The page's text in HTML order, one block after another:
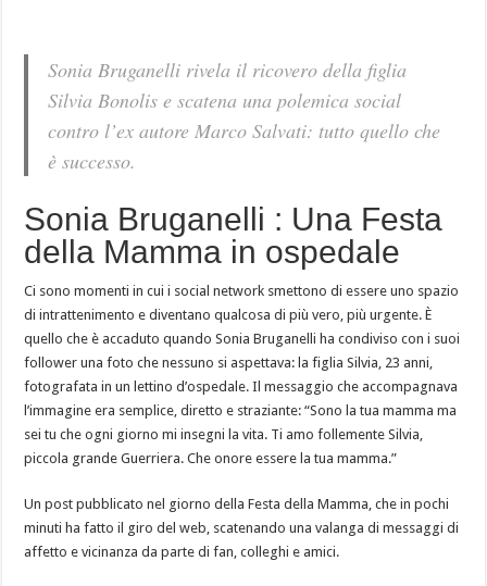
Sonia Bruganelli rivela il ricovero della figlia
Silvia Bonolis e scatena una polemica social
contro l’ex autore Marco Salvati: tutto quello che
è successo.
Sonia Bruganelli : Una Festa
della Mamma in ospedale
Ci sono momenti in cui i social network smettono di essere uno spazio
di intrattenimento e diventano qualcosa di più vero, più urgente. È
quello che è accaduto quando Sonia Bruganelli ha condiviso con i suoi
follower una foto che nessuno si aspettava: la figlia Silvia, 23 anni,
fotografata in un lettino d’ospedale. Il messaggio che accompagnava
l’immagine era semplice, diretto e straziante: “Sono la tua mamma ma
sei tu che ogni giorno mi insegni la vita. Ti amo follemente Silvia,
piccola grande Guerriera. Che onore essere la tua mamma.”
Un post pubblicato nel giorno della Festa della Mamma, che in pochi
minuti ha fatto il giro del web, scatenando una valanga di messaggi di
affetto e vicinanza da parte di fan, colleghi e amici.